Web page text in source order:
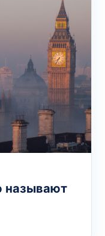
называют